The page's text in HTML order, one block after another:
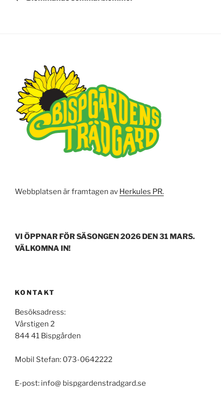
Webbplatsen är framtagen av Herkules PR.
VI ÖPPNAR FÖR SÄSONGEN 2026 DEN 31 MARS.
VÄLKOMNA IN!
KONTAKT
Besöksadress:
Vårstigen 2
844 41 Bispgården
Mobil Stefan: 073-0642222
E-post: info@ bispgardenstradgard.se